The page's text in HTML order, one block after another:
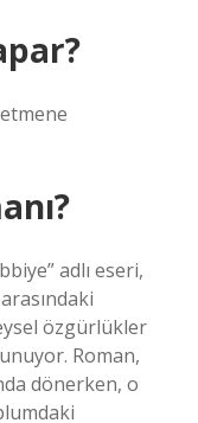
adlı eseri,
özgürlükler
Roman,
dönerken, o